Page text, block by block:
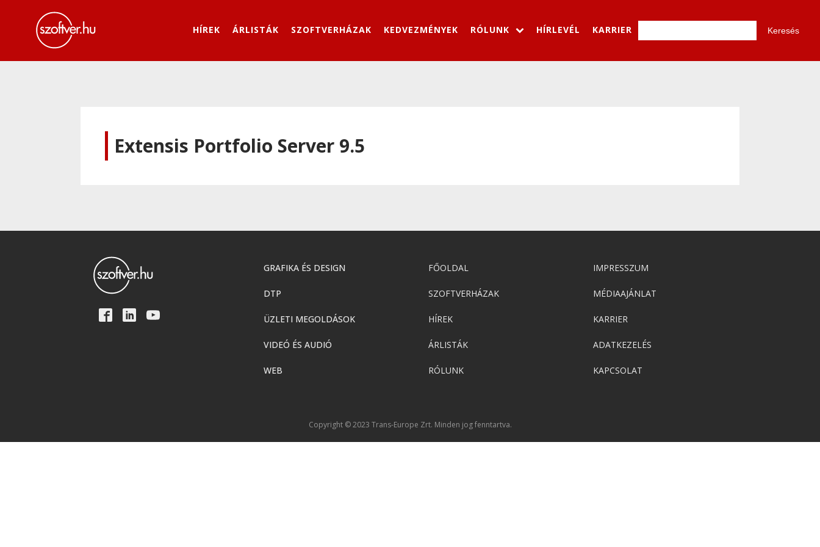
HÍREK ÁRLISTÁK SZOFTVERHÁZAK KEDVEZMÉNYEK RÓLUNK HÍRLEVÉL KARRIER
Extensis Portfolio Server 9.5
GRAFIKA ÉS DESIGN
DTP
ÜZLETI MEGOLDÁSOK
VIDEÓ ÉS AUDIÓ
WEB
FŐOLDAL
SZOFTVERHÁZAK
HÍREK
ÁRLISTÁK
RÓLUNK
IMPRESSZUM
MÉDIAAJÁNLAT
KARRIER
ADATKEZELÉS
KAPCSOLAT
Copyright © 2023 Trans-Europe Zrt. Minden jog fenntartva.